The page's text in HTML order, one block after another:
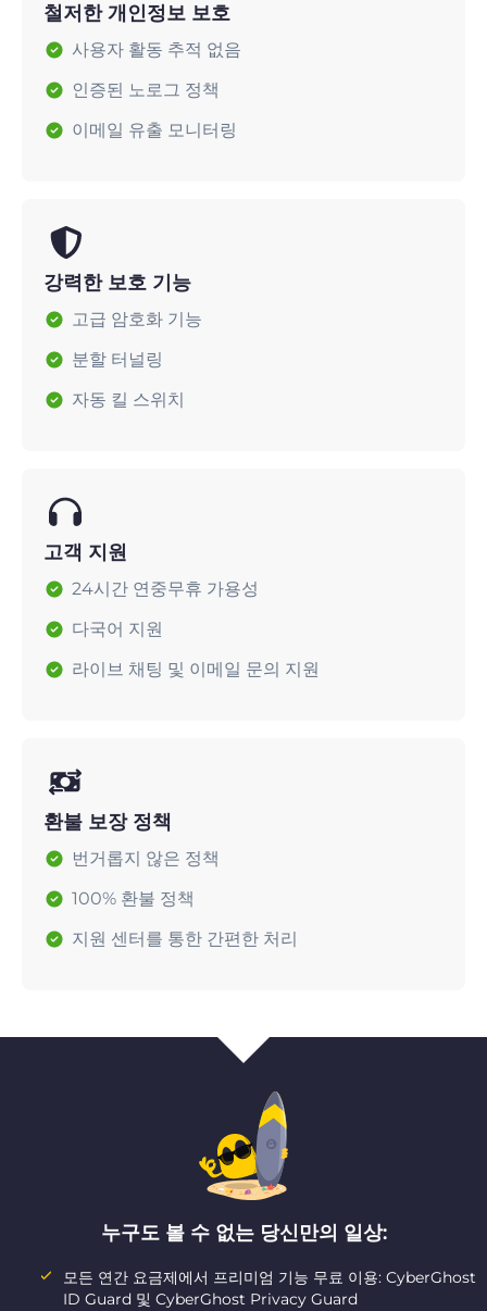
철저한 개인정보 보호
사용자 활동 추적 없음
인증된 노로그 정책
이메일 유출 모니터링
강력한 보호 기능
고급 암호화 기능
분할 터널링
자동 킬 스위치
고객 지원
24시간 연중무휴 가용성
다국어 지원
라이브 채팅 및 이메일 문의 지원
환불 보장 정책
번거롭지 않은 정책
100% 환불 정책
지원 센터를 통한 간편한 처리
누구도 볼 수 없는 당신만의 일상:
모든 연간 요금제에서 프리미엄 기능 무료 이용: CyberGhost
ID Guard 및 CyberGhost Privacy Guard